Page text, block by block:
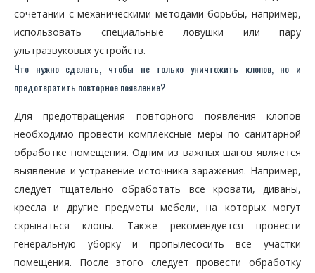
сочетании с механическими методами борьбы, например,
использовать специальные ловушки или пару
ультразвуковых устройств.
Что нужно сделать, чтобы не только уничтожить клопов, но и
предотвратить повторное появление?
Для предотвращения повторного появления клопов
необходимо провести комплексные меры по санитарной
обработке помещения. Одним из важных шагов является
выявление и устранение источника заражения. Например,
следует тщательно обработать все кровати, диваны,
кресла и другие предметы мебели, на которых могут
скрываться клопы. Также рекомендуется провести
генеральную уборку и пропылесосить все участки
помещения. После этого следует провести обработку